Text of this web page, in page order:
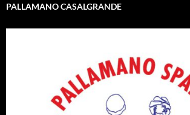
PALLAMANO CASALGRANDE